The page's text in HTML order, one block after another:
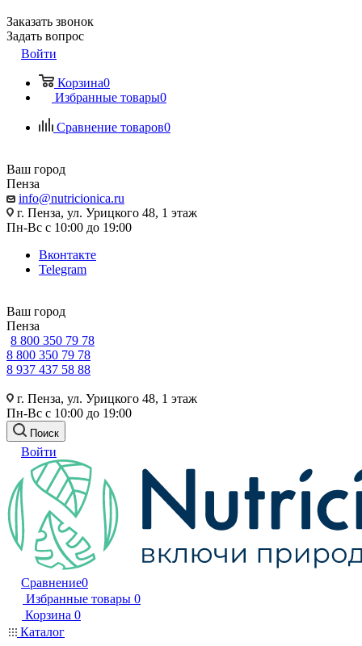
Заказать звонок
Задать вопрос
Войти
Корзина0
Избранные товары0
Сравнение товаров0
Ваш город
Пенза
info@nutricionica.ru
г. Пенза, ул. Урицкого 48, 1 этаж
Пн-Вс с 10:00 до 19:00
Вконтакте
Telegram
Ваш город
Пенза
8 800 350 79 78
8 800 350 79 78
8 937 437 58 88
г. Пенза, ул. Урицкого 48, 1 этаж
Пн-Вс с 10:00 до 19:00
Поиск
Войти
Сравнение0
Избранные товары 0
Корзина 0
Каталог